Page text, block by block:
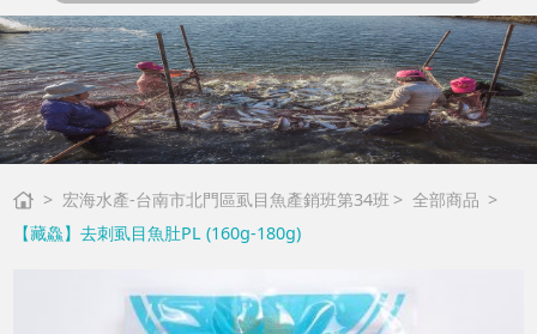
宏海水產-台南市北門區虱目魚產銷班第34班
全部商品
【藏鱻】去刺虱目魚肚PL (160g-180g)